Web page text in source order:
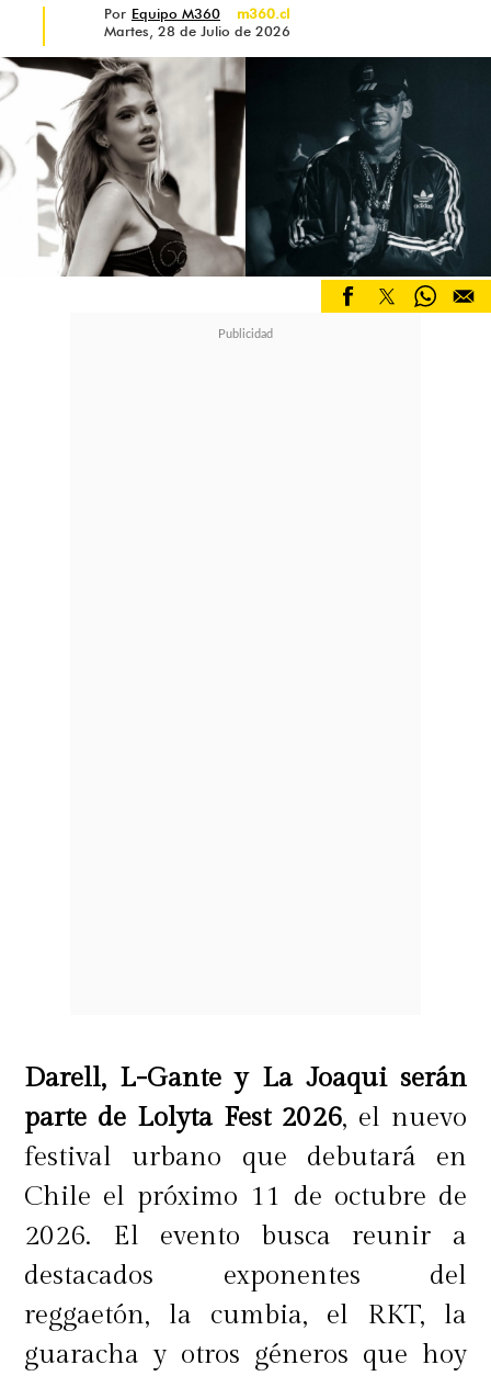
adecuada, por tanto evitar esa
situación es el primer y más
importante consejo"
Por Equipo M360
m360.cl
Martes, 28 de Julio de 2026
Darell, L-Gante y La Joaqui serán
parte de Lolyta Fest 2026, el nuevo
festival urbano que debutará en
Chile el próximo 11 de octubre de
2026. El evento busca reunir a
destacados exponentes del
reggaetón, la cumbia, el RKT, la
guaracha y otros géneros que hoy